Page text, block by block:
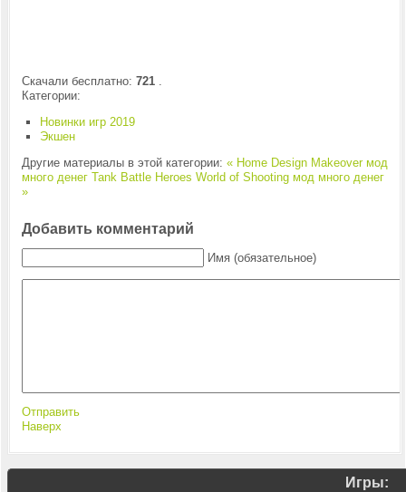
Скачали бесплатно: 721.
Категории:
Новинки игр 2019
Экшен
Другие материалы в этой категории: « Home Design Makeover мод
много денег Tank Battle Heroes World of Shooting мод много денег
»
Добавить комментарий
Имя (обязательное)
Отправить
Наверх
Игры: